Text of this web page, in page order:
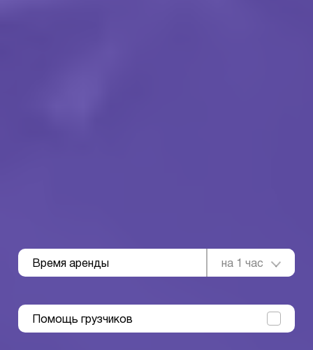
Время аренды на 1 час
Помощь грузчиков